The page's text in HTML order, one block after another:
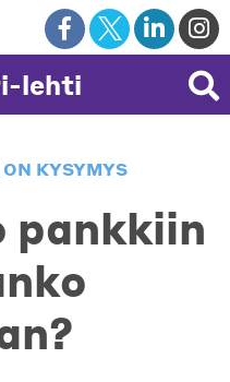
lehti
KYSYMYS
pankkiin